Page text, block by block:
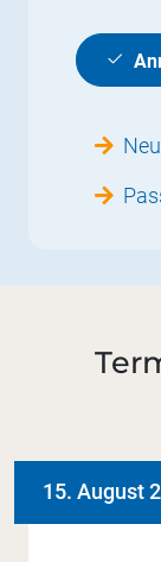
15. August